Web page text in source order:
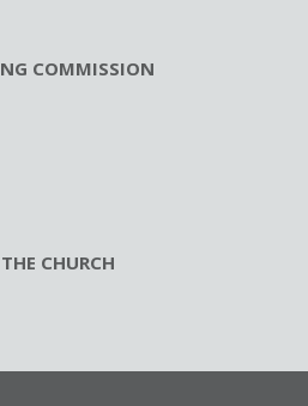
COMMISSION
CHURCH